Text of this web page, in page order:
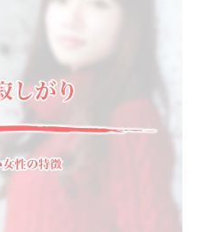
っかり聞いてくれる人